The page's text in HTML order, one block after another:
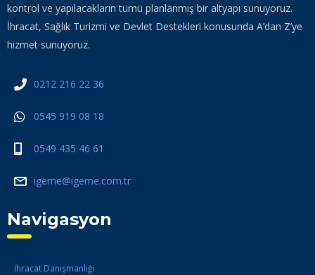
kontrol ve yapılacakların tümü planlanmış bir altyapı sunuyoruz.
İhracat, Sağlık Turizmi ve Devlet Destekleri konusunda A’dan Z’ye
hizmet sunuyoruz.
0212 216 22 36
0545 919 08 18
0549 435 46 61
igeme@igeme.com.tr
Navigasyon
İhracat Danışmanlığı